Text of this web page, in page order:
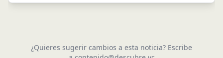
¿Quieres sugerir cambios a esta noticia? Escribe